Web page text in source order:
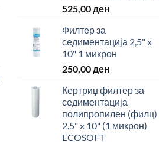
525,00ден
Филтер за
седиментација 2,5" x
10" 1 микрон
250,00ден
Кертриџ филтер за
седиментација
полипропилен (филц)
2.5" x 10" (1 микрон)
ECOSOFT